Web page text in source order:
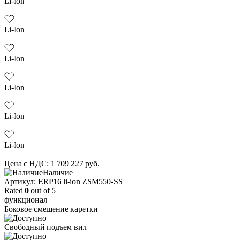
Li-Ion
Li-Ion
Li-Ion
Li-Ion
Li-Ion
Цена с НДС: 1 709 227 руб.
Наличие
Aртикул: ERP16 li-ion ZSM550-SS
Rated 0 out of 5
функционал
Боковое смещение каретки
Свободный подъем вил